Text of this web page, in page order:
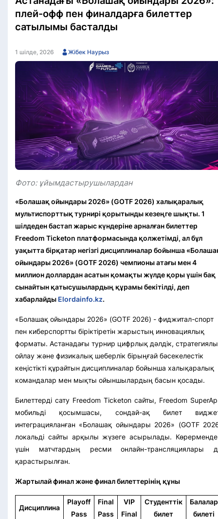
плей-офф пен финалдарға билеттер
сатылымы басталды
1 шілде, 2026 Жібек Наурыз
Фото: ұйымдастырушылардан
«Болашақ ойындары 2026» (GOTF 2026) халықаралық
мультиспорттық турнирі қорытынды кезеңге шықты. 1
шілдеден бастап жарыс күндеріне арналған билеттер
Freedom Ticketon платформасында қолжетімді, ал бұл
уақытта бірқатар негізгі дисциплиналар бойынша
ойындары 2026» (GOTF 2026) чемпионы атағы мен 4
миллион доллардан асатын қомақты жүлде қоры үшін бақ
сынайтын қатысушылардың құрамы бекітілді, деп
хабарлайды Elordainfo.kz.
«Болашақ ойындары 2026» (GOTF 2026) - фиджитал-спорт
пен киберспортты біріктіретін жарыстың инновациялық
форматы. Астанадағы турнир цифрлық дәлдік,
ойлау және физикалық шеберлік бірыңғай бәсекелестік
кеңістікті құрайтын дисциплиналар бойынша халықаралық
командалар мен мықты ойыншылардың басын қосады.
Билеттерді сату Freedom Ticketon сайты, Freedom
мобильді қосымшасы, сондай-ақ билет
интеграцияланған «Болашақ ойындары 2026» (GOTF
локальді сайты арқылы жүзеге асырылады.
үшін матчтардың ресми онлайн-трансляциялары
қарастырылған.
Жартылай финал және финал билеттерінің құны
Дисциплина
Playoff
Pass
Final
Pass
VIP
Final
Студенттік
билет
Балалар
билеті